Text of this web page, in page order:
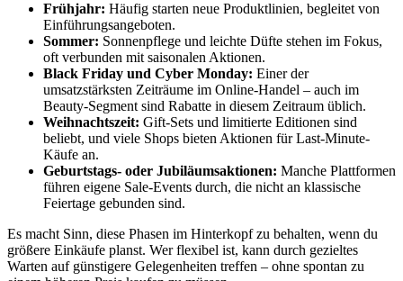
Frühjahr: Häufig starten neue Produktlinien, begleitet von
Einführungsangeboten.
Sommer: Sonnenpflege und leichte Düfte stehen im Fokus,
oft verbunden mit saisonalen Aktionen.
Black Friday und Cyber Monday: Einer der
umsatzstärksten Zeiträume im Online-Handel – auch im
Beauty-Segment sind Rabatte in diesem Zeitraum üblich.
Weihnachtszeit: Gift-Sets und limitierte Editionen sind
beliebt, und viele Shops bieten Aktionen für Last-Minute-
Käufe an.
Geburtstags- oder Jubiläumsaktionen: Manche Plattformen
führen eigene Sale-Events durch, die nicht an klassische
Feiertage gebunden sind.
Es macht Sinn, diese Phasen im Hinterkopf zu behalten, wenn du
größere Einkäufe planst. Wer flexibel ist, kann durch gezieltes
Warten auf günstigere Gelegenheiten treffen – ohne spontan zu